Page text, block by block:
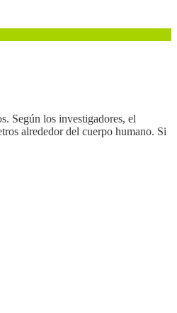
Según los investigadores, el
alrededor del cuerpo humano. Si